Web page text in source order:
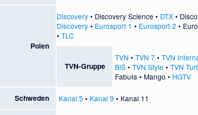
Polen
Discovery • Discovery Science • DTX •
Discovery • Eurosport 1 • Eurosport 2 •
•TLC
TVN-Gruppe
TVN • TVN 7• TVN
BiŚ• TVN Style • TVN
Fabuła • Mango • HGTV
Schweden Kanal 5 • Kanal 9 • Kanal 11